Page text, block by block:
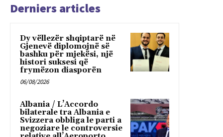
Derniers articles
Dy vëllezër shqiptarë në
Gjenevë diplomojnë së
bashku për mjekësi, një
histori suksesi që
frymëzon diasporën
06/08/2026
Albania / L’Accordo
bilaterale tra Albania e
Svizzera obbliga le parti a
negoziare le controversie